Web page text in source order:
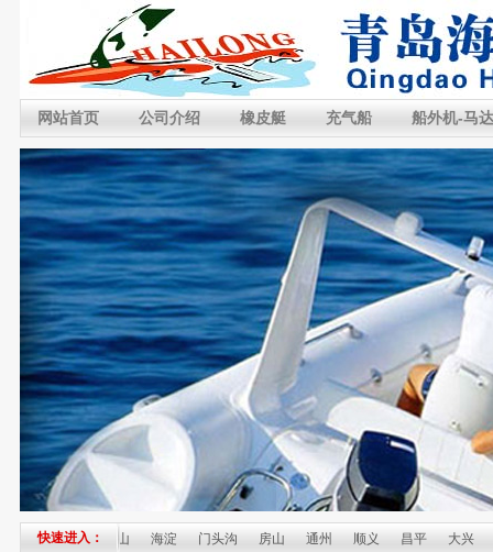
网站首页 公司介绍 橡皮艇 充气船 船外机-马达
快速进入：
丰台 石景山 海淀 门头沟 房山 通州 顺义 昌平 大兴 怀柔